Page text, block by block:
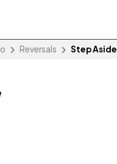
Reversals Step Aside